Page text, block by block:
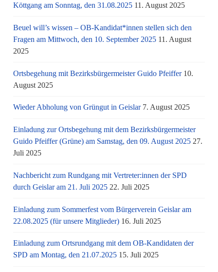
Köttgang am Sonntag, den 31.08.2025 11. August 2025
Beuel will’s wissen – OB-Kandidat*innen stellen sich den
Fragen am Mittwoch, den 10. September 2025 11. August
2025
Ortsbegehung mit Bezirksbürgermeister Guido Pfeiffer 10.
August 2025
Wieder Abholung von Grüngut in Geislar 7. August 2025
Einladung zur Ortsbegehung mit dem Bezirksbürgermeister
Guido Pfeiffer (Grüne) am Samstag, den 09. August 2025 27.
Juli 2025
Nachbericht zum Rundgang mit Vertreter:innen der SPD
durch Geislar am 21. Juli 2025 22. Juli 2025
Einladung zum Sommerfest vom Bürgerverein Geislar am
22.08.2025 (für unsere Mitglieder) 16. Juli 2025
Einladung zum Ortsrundgang mit dem OB-Kandidaten der
SPD am Montag, den 21.07.2025 15. Juli 2025